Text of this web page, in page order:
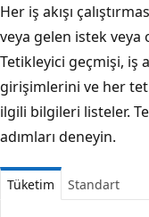
Her iş akışı
veya gelen istek veya
Tetikleyici geçmişi, iş
girişimlerini ve her
ilgili bilgileri listeler.
adımları deneyin.
Tüketim Standart